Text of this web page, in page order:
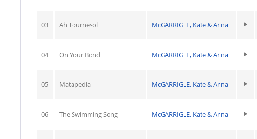
03 Ah Tournesol McGARRIGLE, Kate & Anna
04 On Your Bond McGARRIGLE, Kate & Anna
05 Matapedia McGARRIGLE, Kate & Anna
06 The Swimming Song McGARRIGLE, Kate & Anna